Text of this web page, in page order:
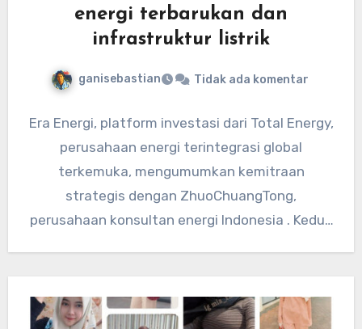
energi terbarukan dan
infrastruktur listrik
ganisebastian Tidak ada komentar
Era Energi, platform investasi dari Total Energy,
perusahaan energi terintegrasi global
terkemuka, mengumumkan kemitraan
strategis dengan ZhuoChuangTong,
perusahaan konsultan energi Indonesia . Kedua